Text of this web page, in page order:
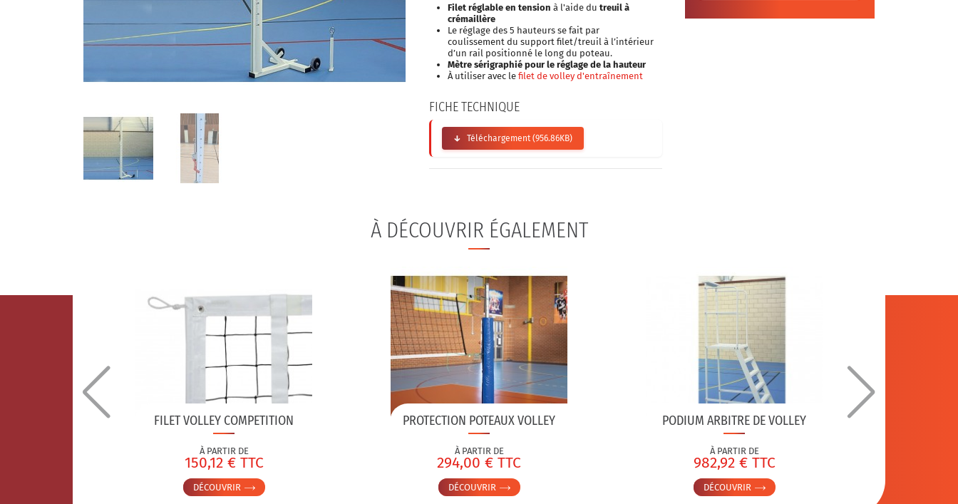
Filet réglable en tension à l'aide dutreuil à
crémaillère
Le réglage des 5 hauteurs se fait par
coulissement du support filet/treuil à l’intérieur
d’un rail positionné le long du poteau.
Mètre sérigraphié pour le réglage de la hauteur
À utiliser avec lefilet de volley d'entraînement
FICHE TECHNIQUE
Téléchargement (956.86KB)
À DÉCOUVRIR ÉGALEMENT
FILET VOLLEY COMPETITION
À PARTIR DE
150,12 € TTC
DÉCOUVRIR
PROTECTION POTEAUX VOLLEY
À PARTIR DE
294,00 € TTC
DÉCOUVRIR
PODIUM ARBITRE DE VOLLEY
À PARTIR DE
982,92 € TTC
DÉCOUVRIR